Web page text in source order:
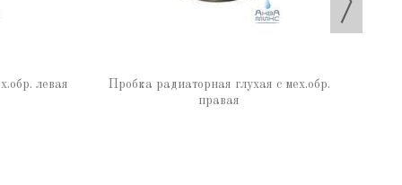
левая
Пробка радиаторная глухая с мех.обр.
правая